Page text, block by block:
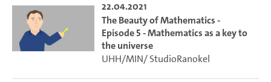
22.04.2021
The Beauty of Mathematics -
Episode 5 - Mathematics as a key to
the universe
UHH/MIN/ StudioRanokel